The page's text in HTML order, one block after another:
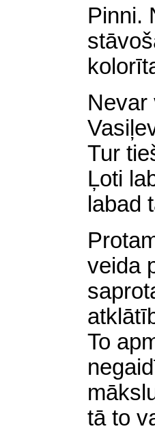
Pinni.
Nevar
Tur
Ļoti
labad
veida
To
tā to